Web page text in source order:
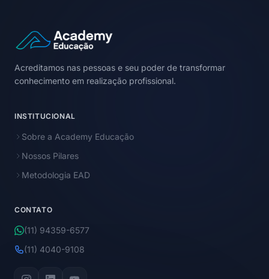
Acreditamos nas pessoas e seu poder de transformar
conhecimento em realização profissional.
INSTITUCIONAL
Sobre a Academy Educação
Nossos Pilares
Metodologia EAD
CONTATO
(11) 94359-6577
(11) 4040-9108